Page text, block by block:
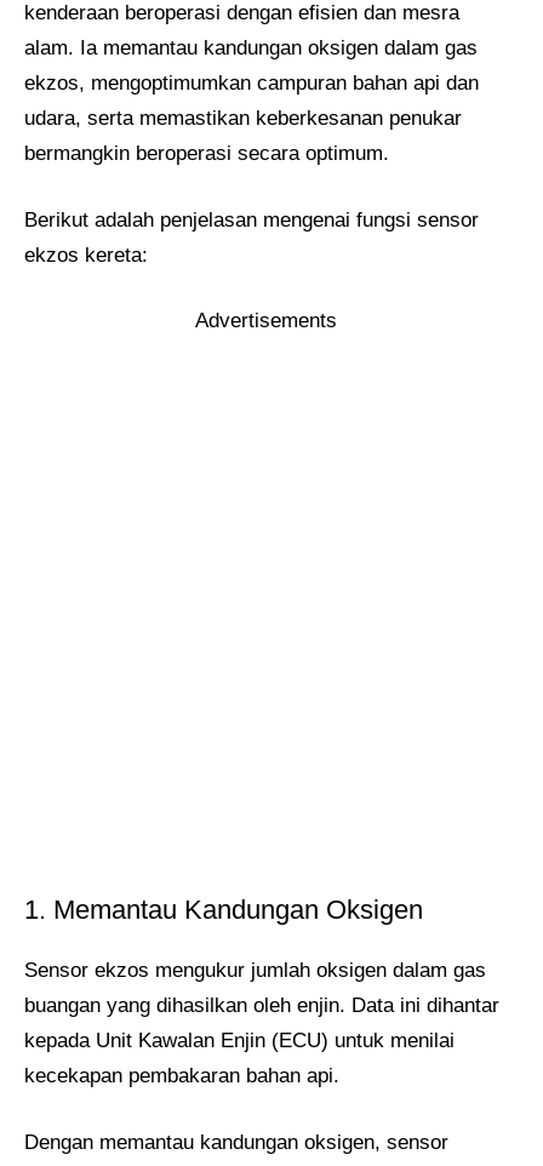
kenderaan beroperasi dengan efisien dan mesra
alam. Ia memantau kandungan oksigen dalam gas
ekzos, mengoptimumkan campuran bahan api dan
udara, serta memastikan keberkesanan penukar
bermangkin beroperasi secara optimum.
Berikut adalah penjelasan mengenai fungsi sensor
ekzos kereta:
Advertisements
1. Memantau Kandungan Oksigen
Sensor ekzos mengukur jumlah oksigen dalam gas
buangan yang dihasilkan oleh enjin. Data ini dihantar
kepada Unit Kawalan Enjin (ECU) untuk menilai
kecekapan pembakaran bahan api.
Dengan memantau kandungan oksigen, sensor